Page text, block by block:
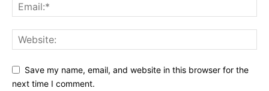
Save my name, email, and website in this browser for the
next time I comment.